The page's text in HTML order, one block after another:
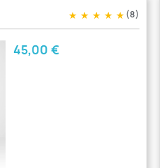
★ ★ ★ ★ ★(8)
Cena
45,00 €